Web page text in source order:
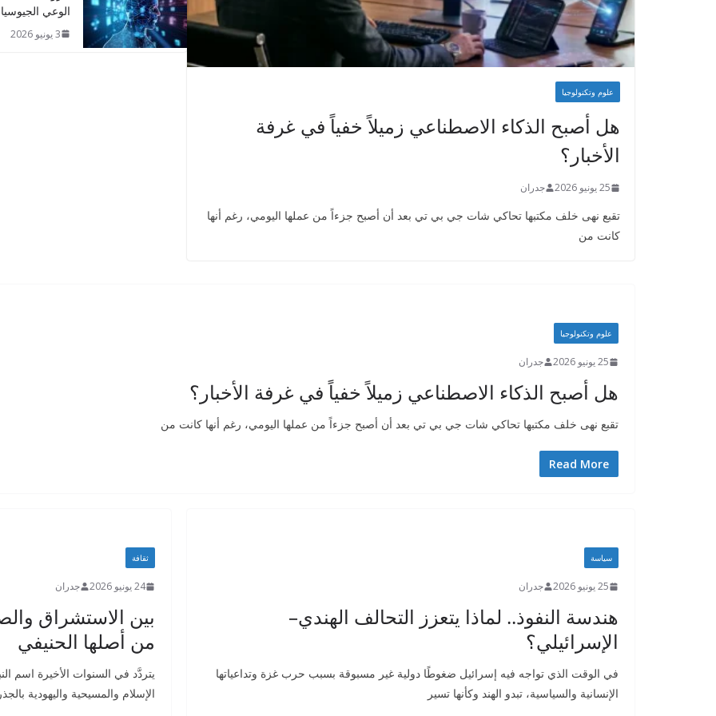
علوم وتكنولوجيا
هل أصبح الذكاء الاصطناعي زميلاً خفياً في غرفة
الأخبار؟
25 يونيو 2026 جدران
تقبع نهى خلف مكتبها تحاكي شات جي بي تي بعد أن أصبح جزءاً من عملها اليومي، رغم أنها
كانت من
الوعي
3 يونيو 2026
علوم وتكنولوجيا
25 يونيو 2026 جدران
هل أصبح الذكاء الاصطناعي زميلاً خفياً في غرفة الأخبار؟
تقبع نهى خلف مكتبها تحاكي شات جي بي تي بعد أن أصبح جزءاً من عملها اليومي، رغم أنها كانت من
Read More
سياسة
25 يونيو 2026 جدران
هندسة النفوذ.. لماذا يتعزز التحالف الهندي–
الإسرائيلي؟
في الوقت الذي تواجه فيه إسرائيل ضغوطًا دولية غير مسبوقة بسبب حرب غزة وتداعياتها
الإنسانية والسياسية، تبدو الهند وكأنها تسير
ثقافة
24 يونيو 2026 جدران
بين الاستشراق
من أصلها الحنيفي
يتردَّد في السنوات الأخيرة اسم
الإسلام والمسيحية واليهودية بالجذر